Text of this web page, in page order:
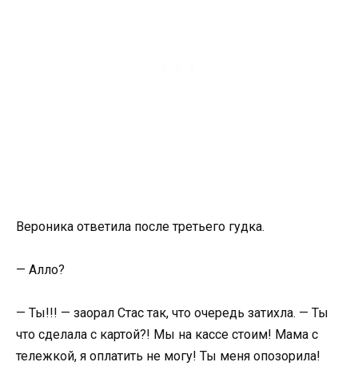
Вероника ответила после третьего гудка.
— Алло?
— Ты!!! — заорал Стас так, что очередь затихла. — Ты
что сделала с картой?! Мы на кассе стоим! Мама с
тележкой, я оплатить не могу! Ты меня опозорила!